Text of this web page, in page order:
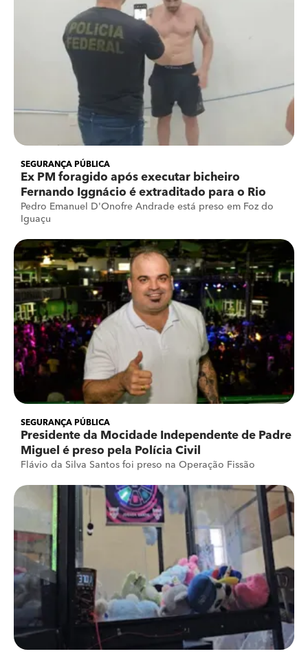
SEGURANÇA PÚBLICA
Ex PM foragido após executar bicheiro
Fernando Iggnácio é extraditado para o Rio
Pedro Emanuel D'Onofre Andrade está preso em Foz do
Iguaçu
SEGURANÇA PÚBLICA
Presidente da Mocidade Independente de Padre
Miguel é preso pela Polícia Civil
Flávio da Silva Santos foi preso na Operação Fissão